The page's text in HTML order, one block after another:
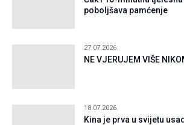
poboljšava pamćenje
27.07.2026.
NE VJERUJEM VIŠE
18.07.2026.
Kina je prva u svijetu